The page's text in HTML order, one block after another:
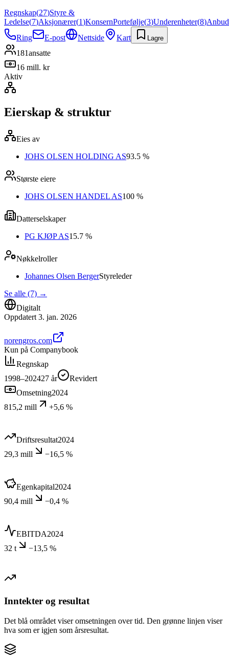
Regnskap(27)Styre &
Ledelse(7)Aksjonærer(1)KonsernPortefølje(3)Underenheter(8)Anbud
Ring
E-post Nettside Kart Lagre
181ansatte
16 mill. kr
Aktiv
Eierskap & struktur
Eies av
JOHS OLSEN HOLDING AS93.5 %
Største eiere
JOHS OLSEN HANDEL AS100 %
Datterselskaper
PG KJØP AS15.7 %
Nøkkelroller
Johannes Olsen BergerStyreleder
Se alle (7) →
Digitalt
Oppdatert 3. jan. 2026
norengros.com
Kun på Companybook
Regnskap
1998–202427 år
Revidert
Omsetning2024
815,2 mill
+5,6 %
Driftsresultat2024
29,3 mill
−16,5 %
Egenkapital2024
90,4 mill
−0,4 %
EBITDA2024
32 t
−13,5 %
Inntekter og resultat
Det blå området viser omsetningen over tid. Den grønne linjen viser
hva som er igjen som årsresultat.